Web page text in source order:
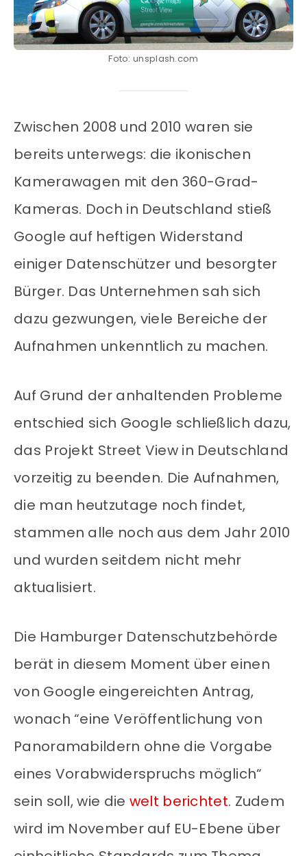
Foto: unsplash.com
Zwischen 2008 und 2010 waren sie
bereits unterwegs: die ikonischen
Kamerawagen mit den 360-Grad-
Kameras. Doch in Deutschland stieß
Google auf heftigen Widerstand
einiger Datenschützer und besorgter
Bürger. Das Unternehmen sah sich
dazu gezwungen, viele Bereiche der
Aufnahmen unkenntlich zu machen.
Auf Grund der anhaltenden Probleme
entschied sich Google schließlich dazu,
das Projekt Street View in Deutschland
vorzeitig zu beenden. Die Aufnahmen,
die man heutzutage noch findet,
stammen alle noch aus dem Jahr 2010
und wurden seitdem nicht mehr
aktualisiert.
Die Hamburger Datenschutzbehörde
berät in diesem Moment über einen
von Google eingereichten Antrag,
wonach “eine Veröffentlichung von
Panoramabildern ohne die Vorgabe
eines Vorabwiderspruchs möglich“
sein soll, wie die welt berichtet. Zudem
wird im November auf EU-Ebene über